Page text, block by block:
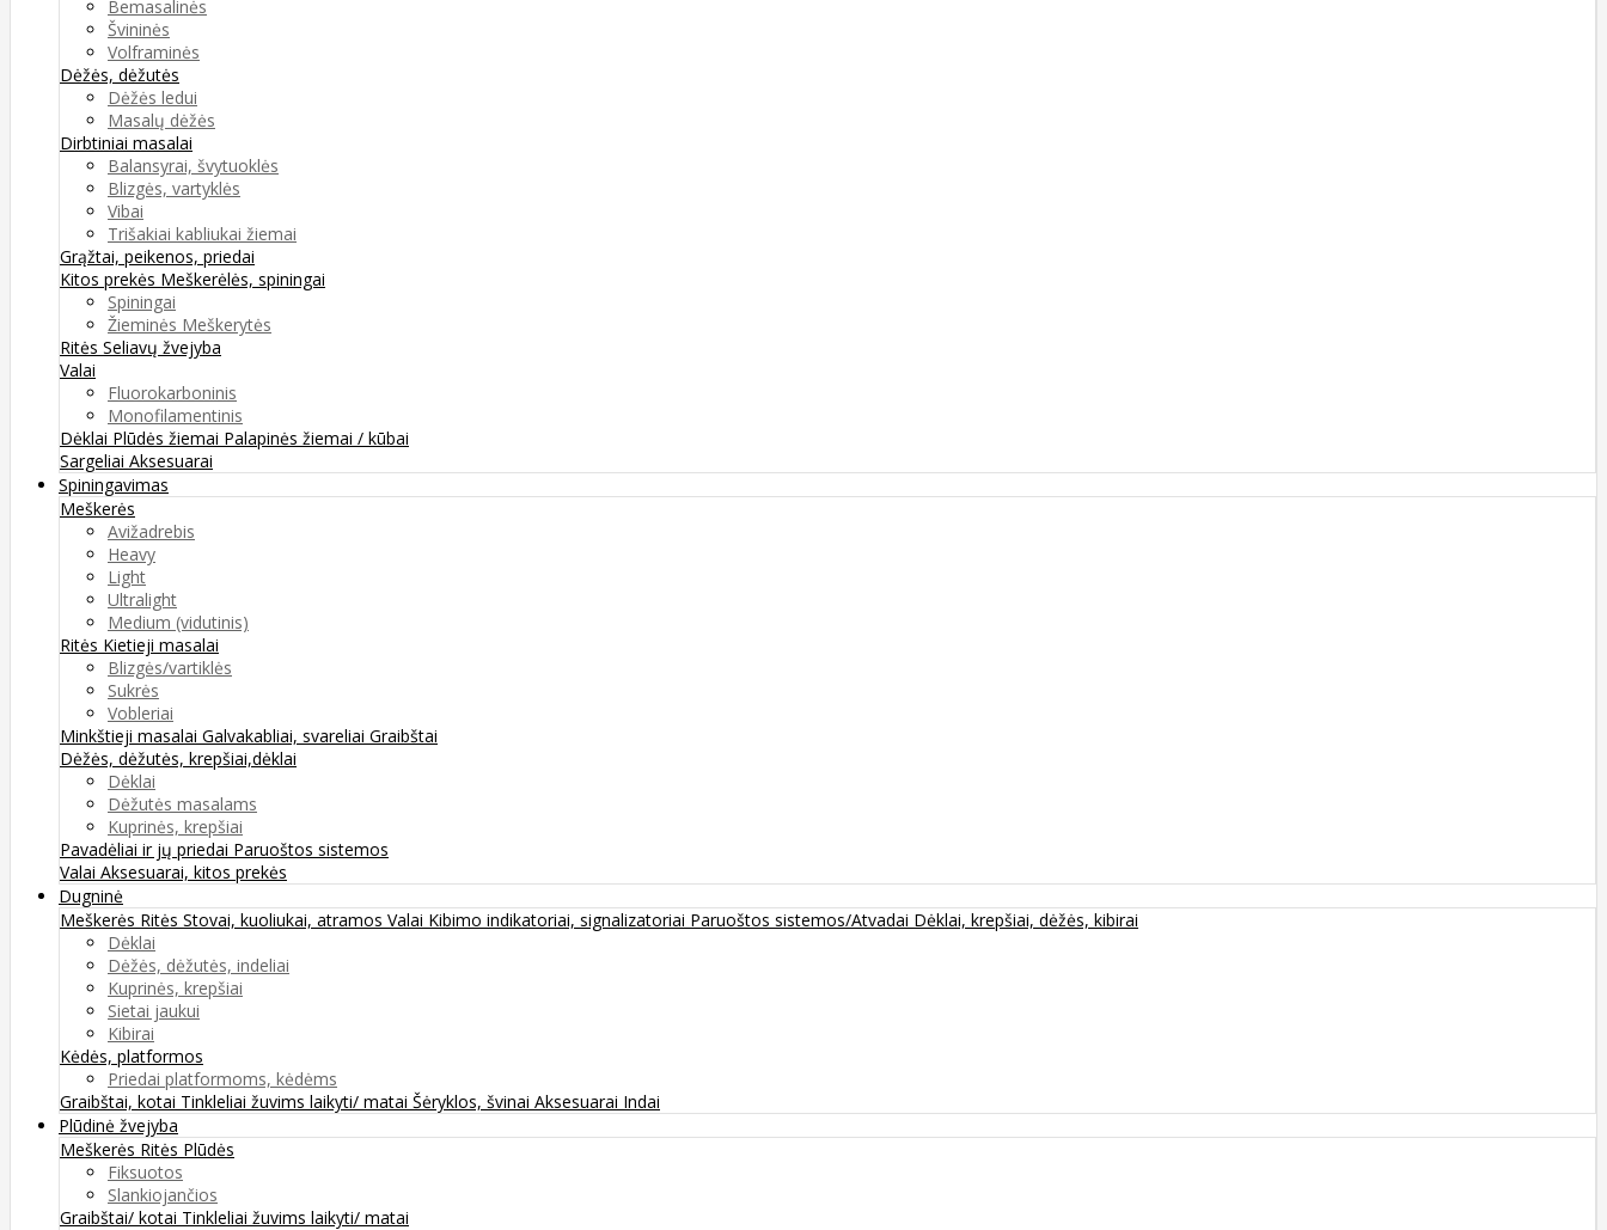
Bemasalinės
Švininės
Volframinės
Dėžės, dėžutės
Dėžės ledui
Masalų dėžės
Dirbtiniai masalai
Balansyrai, švytuoklės
Blizgės, vartyklės
Vibai
Trišakiai kabliukai žiemai
Grąžtai, peikenos, priedai
Kitos prekės Meškerėlės, spiningai
Spiningai
Žieminės Meškerytės
Ritės Seliavų žvejyba
Valai
Fluorokarboninis
Monofilamentinis
Dėklai Plūdės žiemai Palapinės žiemai / kūbai
Sargeliai Aksesuarai
Spiningavimas
Meškerės
Avižadrebis
Heavy
Light
Ultralight
Medium (vidutinis)
Ritės Kietieji masalai
Blizgės/vartiklės
Sukrės
Vobleriai
Minkštieji masalai Galvakabliai, svareliai Graibštai
Dėžės, dėžutės, krepšiai,dėklai
Dėklai
Dėžutės masalams
Kuprinės, krepšiai
Pavadėliai ir jų priedai Paruoštos sistemos
Valai Aksesuarai, kitos prekės
Dugninė
Meškerės Ritės Stovai, kuoliukai, atramos Valai Kibimo indikatoriai, signalizatoriai Paruoštos sistemos/Atvadai Dėklai, krepšiai, dėžės, kibirai
Dėklai
Dėžės, dėžutės, indeliai
Kuprinės, krepšiai
Sietai jaukui
Kibirai
Kėdės, platformos
Priedai platformoms, kėdėms
Graibštai, kotai Tinkleliai žuvims laikyti/ matai Šėryklos, švinai Aksesuarai Indai
Plūdinė žvejyba
Meškerės Ritės Plūdės
Fiksuotos
Slankiojančios
Graibštai/ kotai Tinkleliai žuvims laikyti/ matai